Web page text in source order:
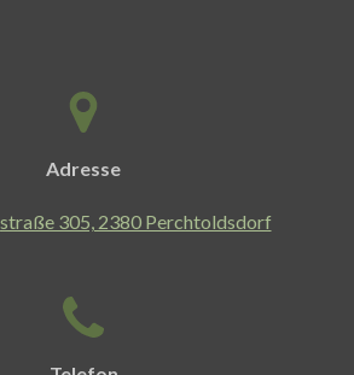
Adresse
305, 2380 Perchtoldsdorf